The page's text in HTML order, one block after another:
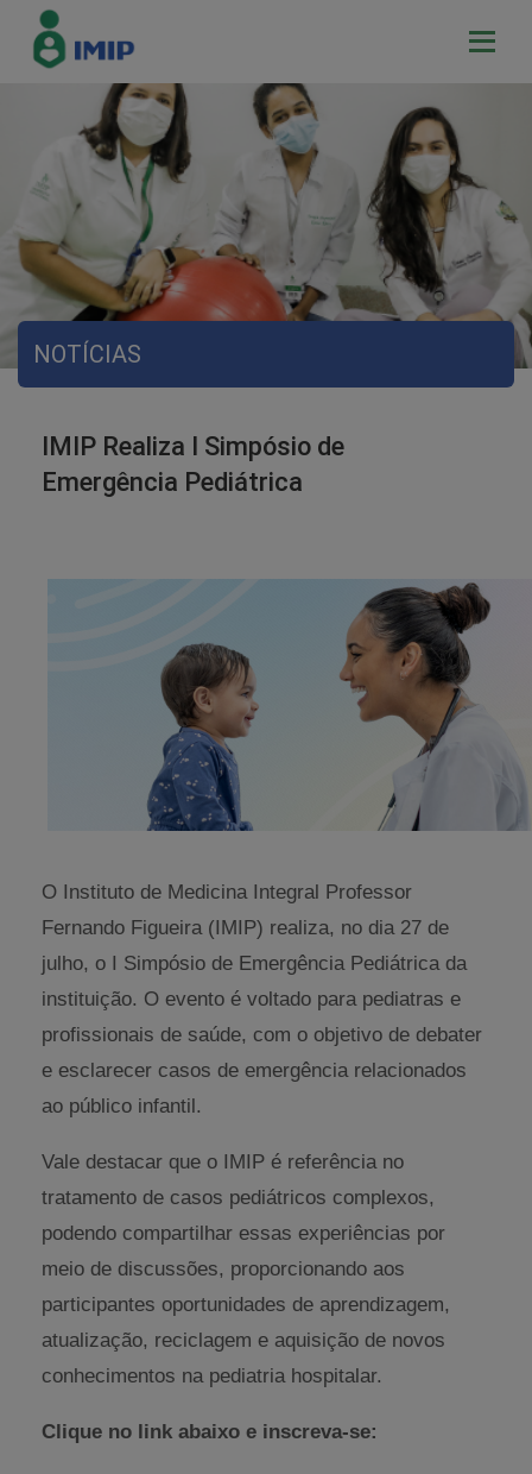
NOTÍCIAS
IMIP Realiza I Simpósio de
Emergência Pediátrica
O Instituto de Medicina Integral Professor
Fernando Figueira (IMIP) realiza, no dia 27 de
julho, o I Simpósio de Emergência Pediátrica da
instituição. O evento é voltado para pediatras e
profissionais de saúde, com o objetivo de debater
e esclarecer casos de emergência relacionados
ao público infantil.
Vale destacar que o IMIP é referência no
tratamento de casos pediátricos complexos,
podendo compartilhar essas experiências por
meio de discussões, proporcionando aos
participantes oportunidades de aprendizagem,
atualização, reciclagem e aquisição de novos
conhecimentos na pediatria hospitalar.
Clique no link abaixo e inscreva-se: